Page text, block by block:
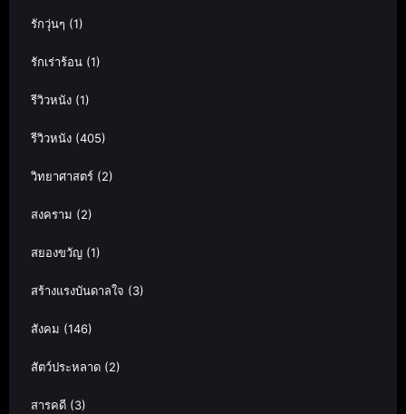
รักวุ่นๆ (1)
รักเร่าร้อน (1)
รีวิวหนัง (1)
รีวิวหนัง (405)
วิทยาศาสตร์ (2)
สงคราม (2)
สยองขวัญ (1)
สร้างแรงบันดาลใจ (3)
สังคม (146)
สัตว์ประหลาด (2)
สารคดี (3)